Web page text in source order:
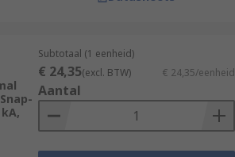
Subtotaal (1 eenheid)
€ 24,35(excl. BTW) € 24,35/eenheid
Aantal